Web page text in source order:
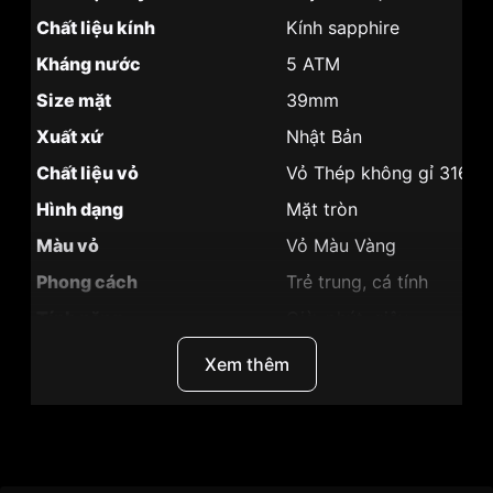
Chất liệu kính
Kính sapphire
Kháng nước
5 ATM
Size mặt
39mm
Xuất xứ
Nhật Bản
Chất liệu vỏ
Vỏ Thép không gỉ 316L
Hình dạng
Mặt tròn
Màu vỏ
Vỏ Màu Vàng
Phong cách
Trẻ trung, cá tính
Mặt trắng
Xem thêm